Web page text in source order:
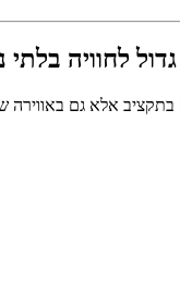
לחוויה
בתקציב אלא גם באווירה